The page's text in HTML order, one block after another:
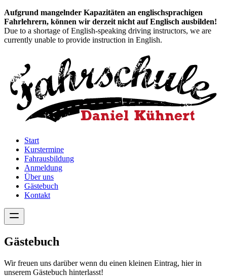
Aufgrund mangelnder Kapazitäten an englischsprachigen
Fahrlehrern, können wir derzeit nicht auf Englisch ausbilden!
Due to a shortage of English-speaking driving instructors, we are
currently unable to provide instruction in English.
Start
Kurstermine
Fahrausbildung
Anmeldung
Über uns
Gästebuch
Kontakt
Gästebuch
Wir freuen uns darüber wenn du einen kleinen Eintrag, hier in
unserem Gästebuch hinterlasst!